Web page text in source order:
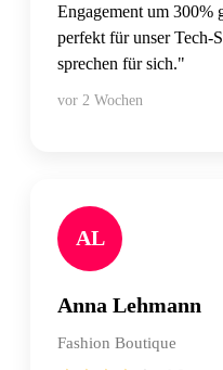
Engagement um 300%
perfekt für unser Tech-
sprechen für sich."
vor 2 Wochen
AL
Anna Lehmann
Fashion Boutique